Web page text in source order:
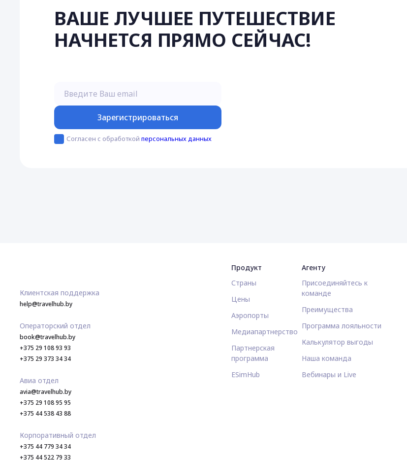
ВАШЕ ЛУЧШЕЕ ПУТЕШЕСТВИЕ
НАЧНЕТСЯ ПРЯМО СЕЙЧАС!
Зарегистрироваться
Согласен с обработкой персональных данных
Клиентская поддержка
help@travelhub.by
Операторский отдел
book@travelhub.by
+375 29 108 93 93
+375 29 373 34 34
Авиа отдел
avia@travelhub.by
+375 29 108 95 95
+375 44 538 43 88
Корпоративный отдел
+375 44 779 34 34
+375 44 522 79 33
Продукт
Страны
Цены
Аэропорты
Медиапартнерство
Партнерская
программа
ESimHub
Агенту
Присоединяйтесь к
команде
Преимущества
Программа лояльности
Калькулятор выгоды
Наша команда
Вебинары и Live